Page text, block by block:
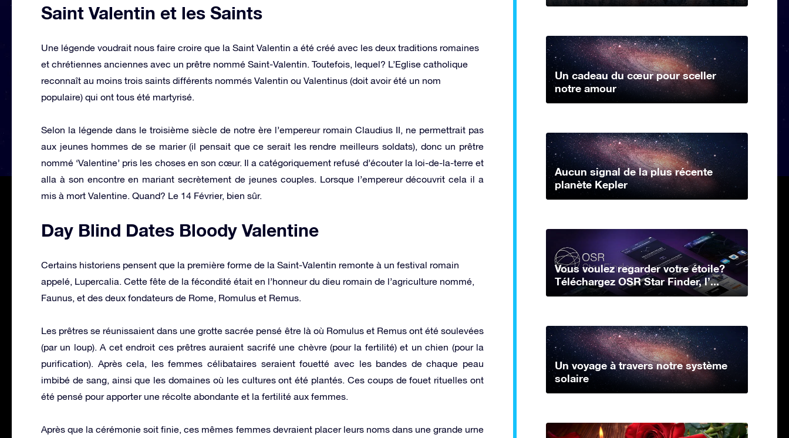
Saint Valentin et les Saints
Une légende voudrait nous faire croire que la Saint Valentin a été créé avec les deux traditions romaines
et chrétiennes anciennes avec un prêtre nommé Saint-Valentin. Toutefois, lequel? L’Eglise catholique
reconnaît au moins trois saints différents nommés Valentin ou Valentinus (doit avoir été un nom
populaire) qui ont tous été martyrisé.
Selon la légende dans le troisième siècle de notre ère l’empereur romain Claudius II, ne permettrait pas
aux jeunes hommes de se marier (il pensait que ce serait les rendre meilleurs soldats), donc un prêtre
nommé ‘Valentine’ pris les choses en son cœur. Il a catégoriquement refusé d’écouter la loi-de-la-terre et
alla à son encontre en mariant secrètement de jeunes couples. Lorsque l’empereur découvrit cela il a
mis à mort Valentine. Quand? Le 14 Février, bien sûr.
Day Blind Dates Bloody Valentine
Certains historiens pensent que la première forme de la Saint-Valentin remonte à un festival romain
appelé, Lupercalia. Cette fête de la fécondité était en l’honneur du dieu romain de l’agriculture nommé,
Faunus, et des deux fondateurs de Rome, Romulus et Remus.
Les prêtres se réunissaient dans une grotte sacrée pensé être là où Romulus et Remus ont été soulevées
(par un loup). A cet endroit ces prêtres auraient sacrifé une chèvre (pour la fertilité) et un chien (pour la
purification). Après cela, les femmes célibataires seraient fouetté avec les bandes de chaque peau
imbibé de sang, ainsi que les domaines où les cultures ont été plantés. Ces coups de fouet rituelles ont
été pensé pour apporter une récolte abondante et la fertilité aux femmes.
Après que la cérémonie soit finie, ces mêmes femmes devraient placer leurs noms dans une grande urne
Un cadeau du cœur pour sceller
notre amour
Aucun signal de la plus récente
planète Kepler
Vous voulez regarder votre étoile?
Téléchargez OSR Star Finder, l’...
Un voyage à travers notre système
solaire